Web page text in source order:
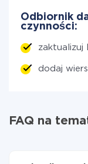
Odbiornik
czynności:
zaktualizuj
dodaj
FAQ na